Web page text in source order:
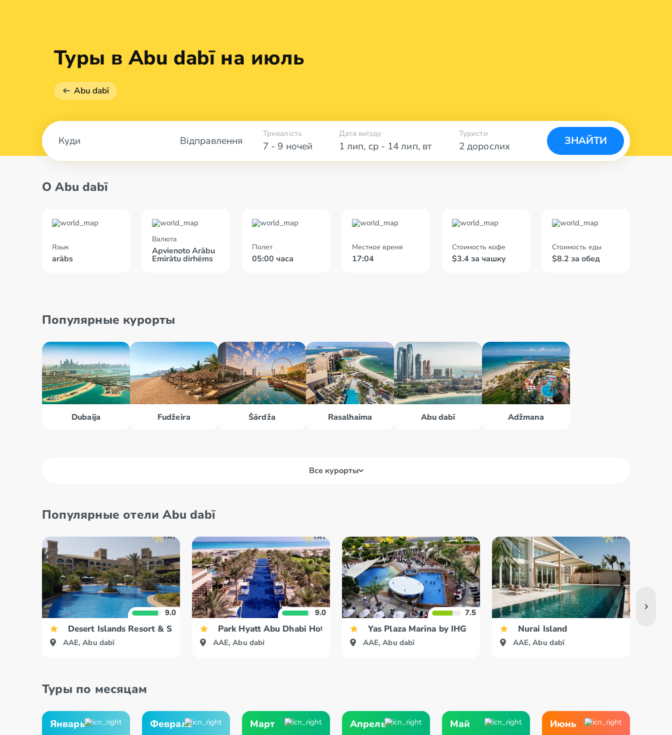
Туры в Abu dabī на июль
Abu dabī
Відправлення 7 - 9 ночей
Тривалість Дата виїзду
1 лип, ср- 14 лип, вт 2 дорослих
Туристи
ЗНАЙТИ
О Abu dabī
Язык
arābs
Валюта
Apvienoto Arābu
Emirātu dirhēms
Полет
05:00 часа
Местное время
17:04
Стоимость кофе
$3.4 за чашку
Стоимость еды
$8.2 за обед
Популярные курорты
Dubaija Fudžeira Šārdža Rasalhaima Abu dabī Adžmana
Все курорты
Adžmana Dubaija par. Sir Bani Yas Umm Al Quwain Šārdža
Популярные отели Abu dabī
9.0
Desert Islands Resort & Spa by Anantara
AAE, Abu dabī
9.0
Park Hyatt Abu Dhabi Hotel & Villas
AAE, Abu dabī
7.5
Yas Plaza Marina by IHG
AAE, Abu dabī
Nurai Island
AAE, Abu dabī
Туры по месяцам
Январь Февраль Март Апрель Май Июнь